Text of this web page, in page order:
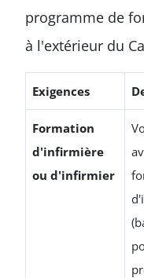
programme de
à l'extérieur du
Exigences
Formation
d'infirmière
ou d'infirmier